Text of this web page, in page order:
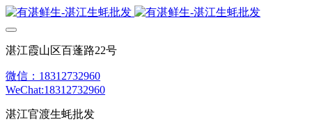
湛江霞山区百蓬路22号
微信：18312732960
WeChat:18312732960
湛江官渡生蚝批发